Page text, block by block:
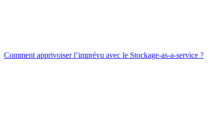
Comment apprivoiser l’imprévu avec le Stockage-as-a-service ?